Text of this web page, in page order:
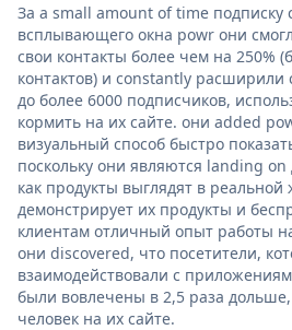
За a small amount of time
всплывающего окна powr они
свои контакты более чем на 250%
контактов) и constantly расширили
до более 6000 подписчиков,
кормить на их сайте. они added
визуальный способ быстро
поскольку они являются landing
как продукты выглядят в
демонстрирует их продукты и
клиентам отличный опыт работы
они discovered, что посетители,
взаимодействовали с
были вовлечены в 2,5 раза
человек на их сайте.